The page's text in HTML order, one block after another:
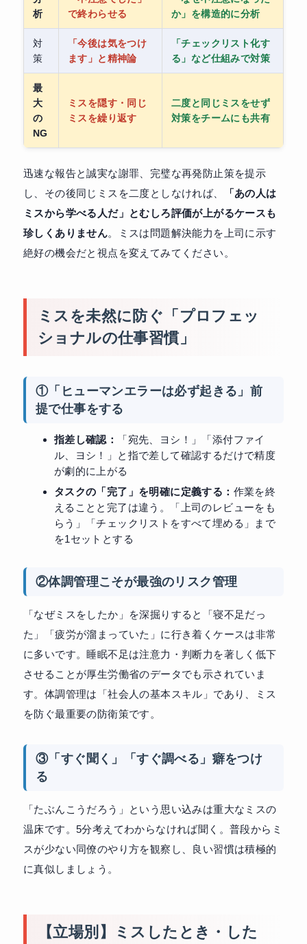
析
で終わらせる
か」を構造的に分析
対
策
「今後は気をつけ
ます」と精神論
「チェックリスト化す
る」など仕組みで対策
最
大
の
NG
ミスを隠す・同じ
ミスを繰り返す
二度と同じミスをせず
対策をチームにも共有
迅速な報告と誠実な謝罪、完璧な再発防止策を提示
し、その後同じミスを二度としなければ、
「あの人は
ミスから学べる人だ」とむしろ評価が上がるケースも
珍しくありません。ミスは問題解決能力を上司に示す
絶好の機会だと視点を変えてみてください。
ミスを未然に防ぐ「プロフェッ
ショナルの仕事習慣」
①「ヒューマンエラーは必ず起きる」前
提で仕事をする
指差し確認：
「宛先、ヨシ！」「添付ファイ
ル、ヨシ！」と指で差して確認するだけで精度
が劇的に上がる
タスクの「完了」を明確に定義する： 作業を終
えることと完了は違う。「上司のレビューをも
らう」「チェックリストをすべて埋める」まで
を1セットとする
②体調管理こそが最強のリスク管理
「なぜミスをしたか」を深掘りすると「寝不足だっ
た」「疲労が溜まっていた」に行き着くケースは非常
に多いです。睡眠不足は注意力・判断力を著しく低下
させることが厚生労働省のデータでも示されていま
す。体調管理は「社会人の基本スキル」であり、ミス
を防ぐ最重要の防衛策です。
③「すぐ聞く」「すぐ調べる」癖をつけ
る
「たぶんこうだろう」という思い込みは重大なミスの
温床です。5分考えてわからなければ聞く。普段からミ
スが少ない同僚のやり方を観察し、良い習慣は積極的
に真似しましょう。
【立場別】ミスしたとき・した